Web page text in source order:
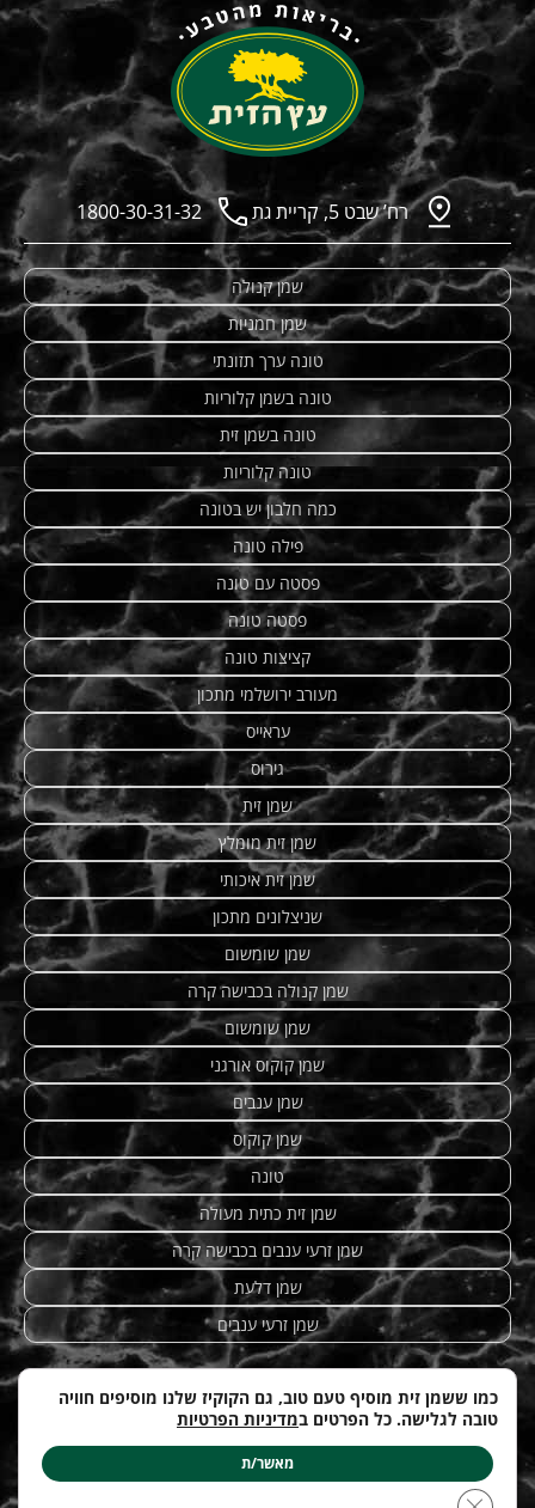
רח’ שבט 5, קריית גת 1800-30-31-32
שמן קנולה
שמן חמניות
טונה ערך תזונתי
טונה בשמן קלוריות
טונה בשמן זית
טונה קלוריות
כמה חלבון יש בטונה
פילה טונה
פסטה עם טונה
פסטה טונה
קציצות טונה
מעורב ירושלמי מתכון
עראייס
גירוס
שמן זית
שמן זית מומלץ
שמן זית איכותי
שניצלונים מתכון
שמן שומשום
שמן קנולה בכבישה קרה
שמן שומשום
שמן קוקוס אורגני
שמן ענבים
שמן קוקוס
טונה
שמן זית כתית מעולה
שמן זרעי ענבים בכבישה קרה
שמן דלעת
שמן זרעי ענבים
מתכונים מנצחים|טחינה| etzhazait –
Web-development bycosta.co.il
©
עודכן לאחרונה ב: 12.04.2026
כמו ששמן זית מוסיף טעם טוב, גם הקוקיז שלנו מוסיפים חוויה
טובה לגלישה. כל הפרטים במדיניות הפרטיות
מאשר/ת
Close GDPR Cookie Banner